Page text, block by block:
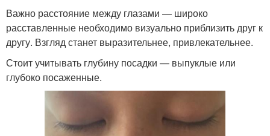
Важно расстояние между глазами — широко
расставленные необходимо визуально приблизить друг к
другу. Взгляд станет выразительнее, привлекательнее.
Стоит учитывать глубину посадки — выпуклые или
глубоко посаженные.